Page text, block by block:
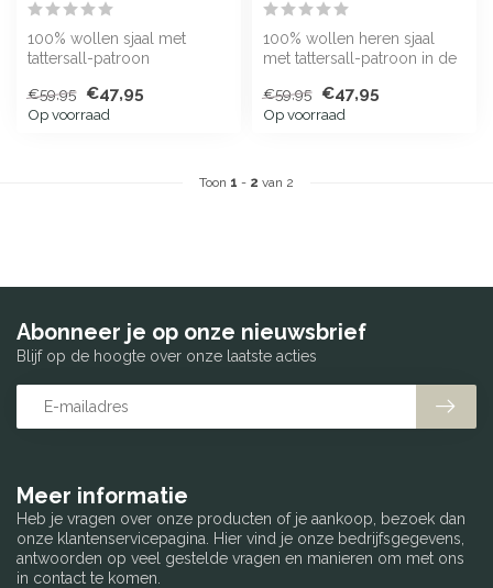
100% wollen sjaal met
tattersall-patroon
€59,95 €47,95
Op voorraad
100% wollen heren sjaal
met tattersall-patroon in de
€59,95 €47,95
Op voorraad
Toon 1 - 2 van 2
Meer informatie
Heb je vragen over onze producten of je aankoop, bezoek dan
onze klantenservicepagina. Hier vind je onze bedrijfsgegevens,
antwoorden op veel gestelde vragen en manieren om met ons
in contact te komen.
Abonneer je op onze nieuwsbrief
Blijf op de hoogte over onze laatste acties